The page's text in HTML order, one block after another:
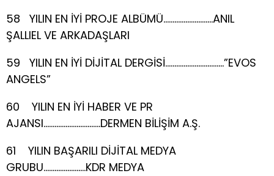
58 YILIN EN İYİ PROJE ALBÜMÜ………………………ANIL
ŞALLIEL VE ARKADAŞLARI
59 YILIN EN İYİ DİJİTAL DERGİSİ…………………………..”EVOS
ANGELS”
60 YILIN EN İYİ HABER VE PR
AJANSI………………………….DERMEN BİLİŞİM A.Ş.
61 YILIN BAŞARILI DİJİTAL MEDYA
GRUBU…………………..KDR MEDYA